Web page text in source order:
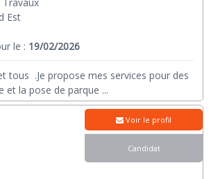
Est
le : 19/02/2026
tous .Je propose mes services pour des
et la pose de parque ...
Voir le profil
Candidat